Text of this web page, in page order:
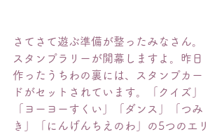
さてさて遊ぶ準備が整ったみなさん。
スタンプラリーが開幕しますよ。昨日
作ったうちわの裏には、スタンプカー
ドがセットされています。「クイズ」
「ヨーヨーすくい」「ダンス」「つみ
き」「にんげんちえのわ」の5つのエリ